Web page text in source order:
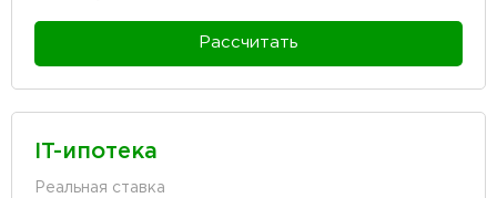
Рассчитать
IT-ипотека
Реальная ставка